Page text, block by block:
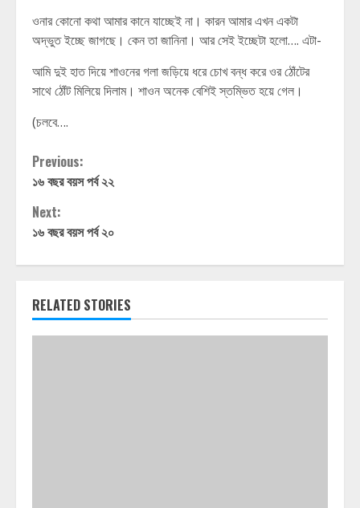
ওনার কোনো কথা আমার কানে যাচ্ছেই না। কারন আমার এখন একটা
অদ্ভুত ইচ্ছে জাগছে। কেন তা জানিনা। আর সেই ইচ্ছেটা হলো…. এটা-
আমি দুই হাত দিয়ে শাওনের গলা জড়িয়ে ধরে চোখ বন্ধ করে ওর ঠোঁটের
সাথে ঠোঁট মিলিয়ে দিলাম। শাওন অনেক বেশিই স্তম্ভিত হয়ে গেল।
(চলবে….
Continue
Reading
Previous:
১৬ বছর বয়স পর্ব ২২
Next:
১৬ বছর বয়স পর্ব ২০
RELATED STORIES